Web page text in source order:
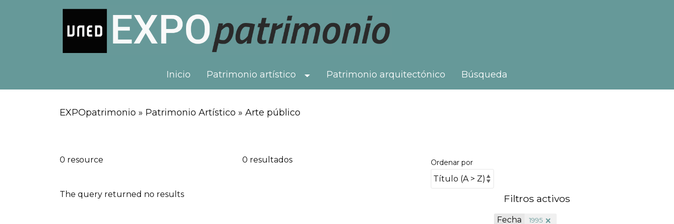
Inicio Patrimonio artístico Toggle Dropdown
Patrimonio arquitectónico Búsqueda
EXPOpatrimonio » Patrimonio Artístico » Arte público
0 resource 0 resultados Ordenar por
The query returned no results Filtros activos
Fecha 1995